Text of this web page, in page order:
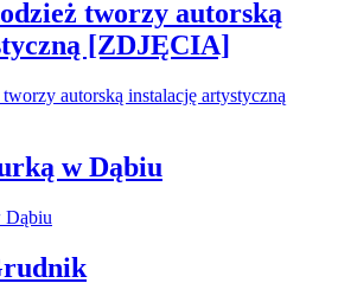
tworzy autorską
[ZDJĘCIA]
w Dąbiu